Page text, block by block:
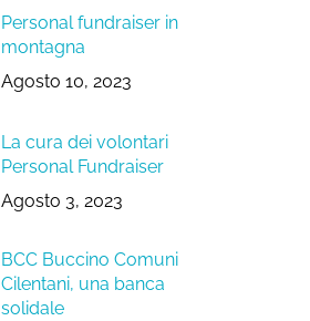
Personal fundraiser in
montagna
Agosto 10, 2023
La cura dei volontari
Personal Fundraiser
Agosto 3, 2023
BCC Buccino Comuni
Cilentani, una banca
solidale